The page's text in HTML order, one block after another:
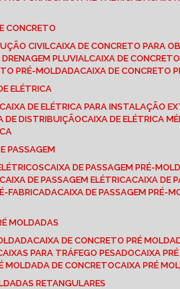
CONCRETO
CIVIL CAIXA DE CONCRETO PARA
DRENAGEM PLUVIAL CAIXA DE
PRÉ-MOLDADA CAIXA DE CONCRETO
ELÉTRICA
CAIXA DE ELÉTRICA PARA INSTALAÇÃO
DE DISTRIBUIÇÃO CAIXA DE ELÉTRICA
PASSAGEM
CAIXA DE PASSAGEM PRÉ-
CAIXA DE PASSAGEM ELÉTRICA CAIXA DE
FABRICADA CAIXA DE PASSAGEM PRÉ-
MOLDADAS
CAIXA DE CONCRETO PRÉ
CAIXAS PARA TRÁFEGO PESADO CAIXA
MOLDADA DE CONCRETO CAIXA PRÉ
RETANGULARES